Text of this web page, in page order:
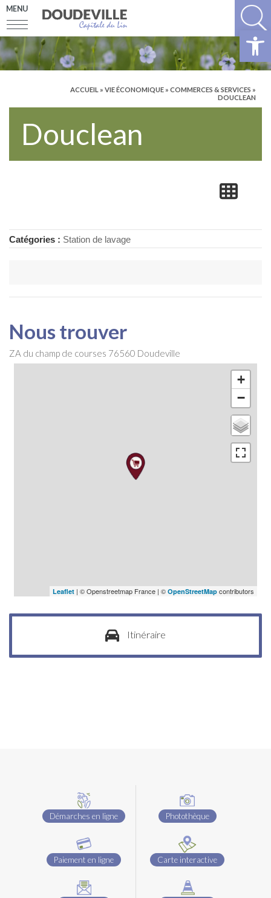
MENU
ACCUEIL » VIE ÉCONOMIQUE » COMMERCES & SERVICES »
DOUCLEAN
Douclean
Catégories : Station de lavage
Nous trouver
ZA du champ de courses 76560 Doudeville
+
−
Leaflet | © Openstreetmap France | © OpenStreetMap contributors
Itinéraire
Démarches en ligne
Paiement en ligne
Photothèque
Carte interactive